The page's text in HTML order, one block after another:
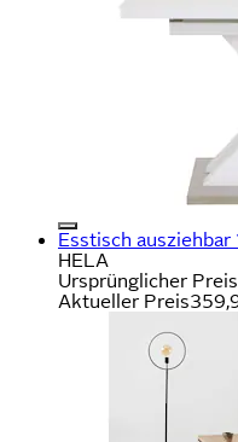
Esstisch
HELA
Ursprünglicher Preis
Aktueller Preis